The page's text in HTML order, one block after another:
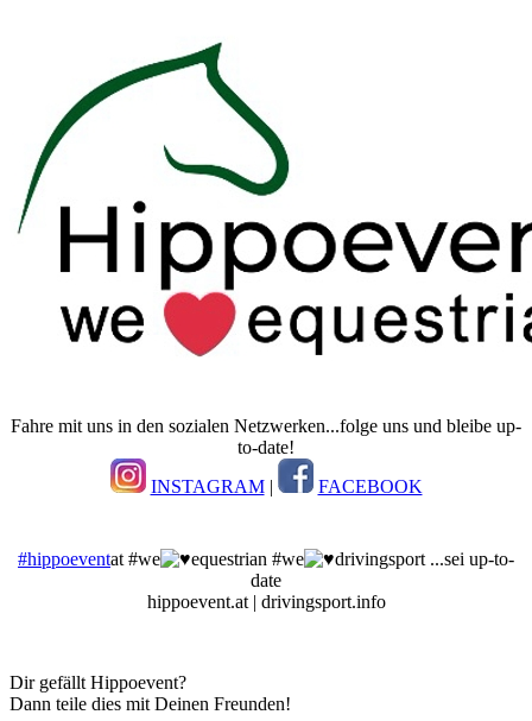
Fahre mit uns in den sozialen Netzwerken...folge uns und bleibe up-
to-date!
INSTAGRAM| FACEBOOK
#hippoeventat #we equestrian #we
drivingsport ...sei up-to-
date
hippoevent.at | drivingsport.info
Dir gefällt Hippoevent?
Dann teile dies mit Deinen Freunden!